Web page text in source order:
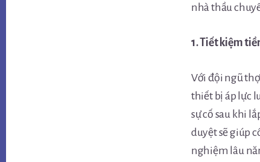
nhà thầu
1. Tiết kiệm
Với đội ngũ
thiết bị áp lực
sự cố sau khi
duyệt sẽ giúp
nghiệm lâu